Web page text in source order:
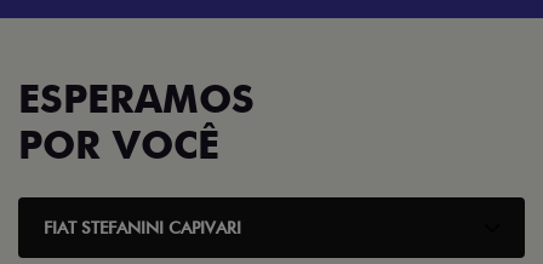
ESPERAMOS
POR VOCÊ
FIAT STEFANINI CAPIVARI